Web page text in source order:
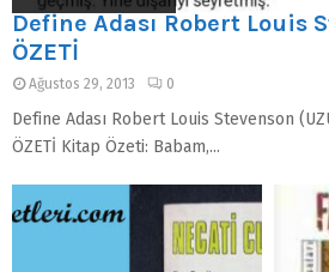
Define Adası Robert Louis
ÖZETİ
Ağustos 29, 2013 0
Define Adası Robert Louis Stevenson
ÖZETİ Kitap Özeti: Babam,...